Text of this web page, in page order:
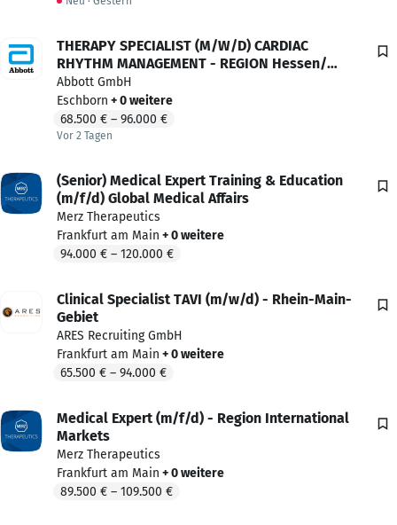
Homeoffice-Möglichkeit
Reisekostenerstattung
Unbefristeter Vertrag
Ihr Arbeitgeber
Ihr neuer Arbeitgeber ist ein toller Hersteller im Bereich
Medizinprodukte und ein gutes Unternehmen im Mittelstand
schon sehr erfolgreich mehrere Jahre sehr vertrauensvoll
zusammenarbeite.
Ihr Ansprechpartner
SALES – Medizintechnik
+49 30 333 063 342
+49 151 446 108 12
THERAPY SPECIALIST (M/W/D) CARDIAC
RHYTHM MANAGEMENT - REGION Hessen/
Frankfurt
Abbott GmbH
Eschborn + 0 weitere
68.500 € – 96.000 €
Vor 2 Tagen
Vor 2 Tagen veröffentlicht
(Senior) Medical Expert Training & Education
(m/f/d) Global Medical Affairs
Merz Therapeutics
Frankfurt am Main + 0 weitere
94.000 € – 120.000 €
Clinical Specialist TAVI (m/w/d) - Rhein-Main-
Gebiet
ARES Recruiting GmbH
Frankfurt am Main + 0 weitere
65.500 € – 94.000 €
Medical Expert (m/f/d) - Region International
Markets
Merz Therapeutics
Frankfurt am Main + 0 weitere
89.500 € – 109.500 €